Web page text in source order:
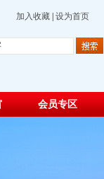
加入收藏 设为首页
会员专区